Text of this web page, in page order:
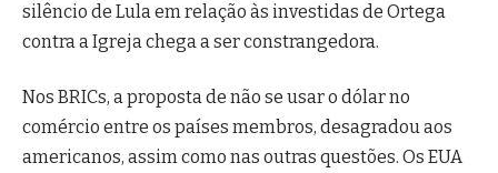
silêncio de Lula em relação às investidas de Ortega
contra a Igreja chega a ser constrangedora.
Nos BRICs, a proposta de não se usar o dólar no
comércio entre os países membros, desagradou aos
americanos, assim como nas outras questões. Os EUA